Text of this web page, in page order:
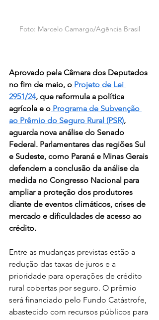
Foto: Marcelo Camargo/Agência Brasil
Aprovado pela Câmara dos Deputados
no fim de maio, o Projeto de Lei
2951/24, que reformula a política
agrícola e o Programa de Subvenção
ao Prêmio do Seguro Rural (PSR),
aguarda nova análise do Senado
Federal. Parlamentares das regiões Sul
e Sudeste, como Paraná e Minas Gerais
defendem a conclusão da análise da
medida no Congresso Nacional para
ampliar a proteção dos produtores
diante de eventos climáticos, crises de
mercado e dificuldades de acesso ao
crédito.
Entre as mudanças previstas estão a
redução das taxas de juros e a
prioridade para operações de crédito
rural cobertas por seguro. O prêmio
será financiado pelo Fundo Catástrofe,
abastecido com recursos públicos para